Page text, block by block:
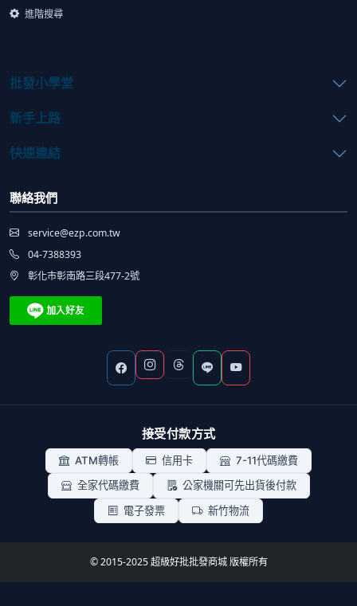
進階搜尋
批發小學堂
新手上路
快速連結
聯絡我們
service@ezp.com.tw
04-7388393
彰化市彰南路三段477-2號
接受付款方式
ATM轉帳 信用卡
7-11代碼繳費
全家代碼繳費
公家機關可先出貨後付款
電子發票
新竹物流
© 2015-2025 超級好批批發商城 版權所有